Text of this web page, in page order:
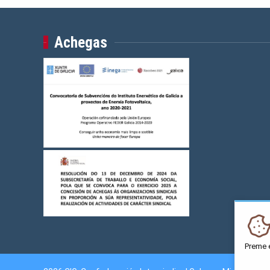
Achegas
Preme